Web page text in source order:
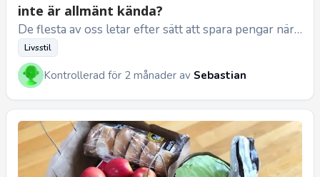
inte är allmänt kända?
De flesta av oss letar efter sätt att spara pengar när
vi handlar online. En strategi som många använder är
att söka eft...
Livsstil
Kontrollerad för 2 månader av Sebastian